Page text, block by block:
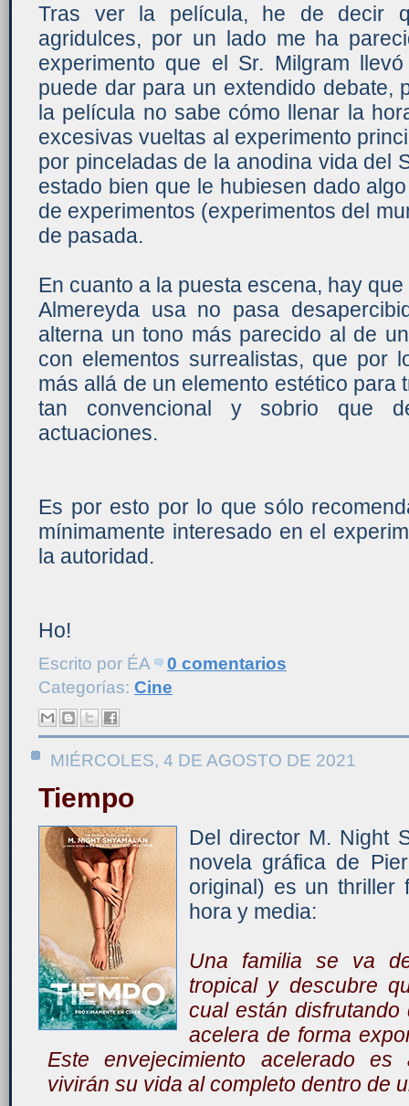
Tras ver la película, he de decir
agridulces, por un lado me ha
experimento que el Sr. Milgram
puede dar para un extendido debate,
la película no sabe cómo llenar la
excesivas vueltas al experimento
por pinceladas de la anodina vida del
estado bien que le hubiesen dado
de experimentos (experimentos del
de pasada.
En cuanto a la puesta escena, hay
Almereyda usa no pasa
alterna un tono más parecido al de
con elementos surrealistas, que por
más allá de un elemento estético para
tan convencional y sobrio que
actuaciones.
Es por esto por lo que sólo
mínimamente interesado en el
la autoridad.
Ho!
Escrito por ÉA
0 comentarios
Categorías: Cine
MIÉRCOLES, 4 DE AGOSTO DE 2021
Tiempo
Del director M. Night
novela gráfica de
original) es un thriller
hora y media:
Una familia se va
tropical y descubre
cual están
acelera de forma
Este envejecimiento acelerado
vivirán su vida al completo dentro de